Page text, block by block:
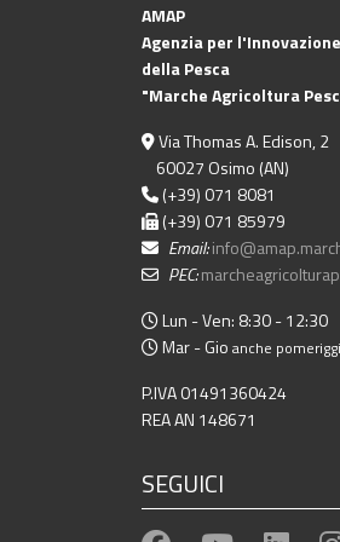
AMAP
Agenzia per
della Pesca
"Marche Agricoltura
Via Thomas A. Edison, 2
60027 Osimo (AN)
(+39) 071 8081
(+39) 071 85979
Email:
PEC:
Lun - Ven: 8:30 - 12:30
Mar - Gio anche
P.IVA 01491360424
REA AN 148671
SEGUICI